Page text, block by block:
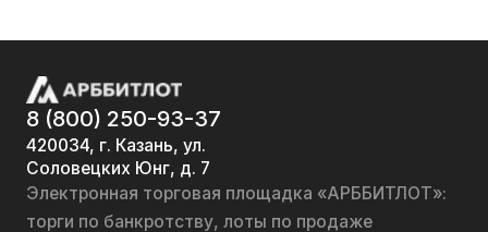
8 (800) 250-93-37
420034, г. Казань, ул.
Соловецких Юнг, д. 7
Электронная торговая площадка «АРББИТЛОТ»:
торги по банкротству, лоты по продаже